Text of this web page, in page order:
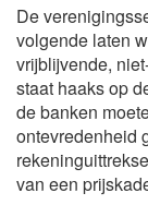
De
volgende laten
vrijblijvende,
staat haaks op
de banken
ontevredenheid
van een